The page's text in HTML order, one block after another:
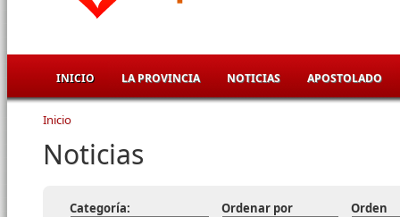
INICIO LA PROVINCIA NOTICIAS APOSTOLADO
Se encuentra usted aquí
Inicio
Noticias
Categoría: Ordenar por Orden